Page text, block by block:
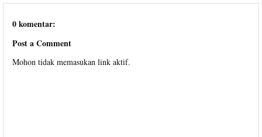
0 komentar:
Post a Comment
Mohon tidak memasukan link aktif.